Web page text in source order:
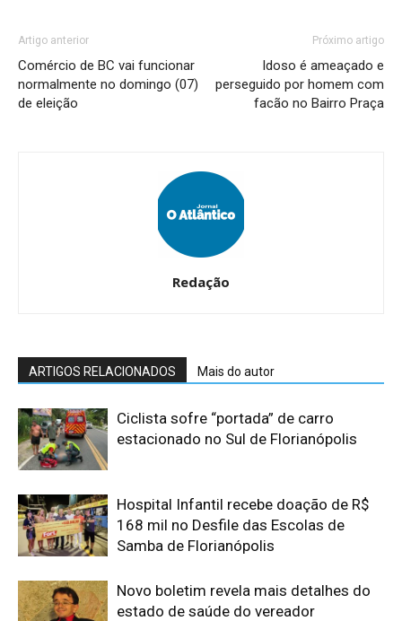
Artigo anterior
Comércio de BC vai funcionar
normalmente no domingo (07)
de eleição
Próximo artigo
Idoso é ameaçado e
perseguido por homem com
facão no Bairro Praça
Redação
ARTIGOS RELACIONADOS Mais do autor
Ciclista sofre “portada” de carro
estacionado no Sul de Florianópolis
Hospital Infantil recebe doação de R$
168 mil no Desfile das Escolas de
Samba de Florianópolis
Novo boletim revela mais detalhes do
estado de saúde do vereador